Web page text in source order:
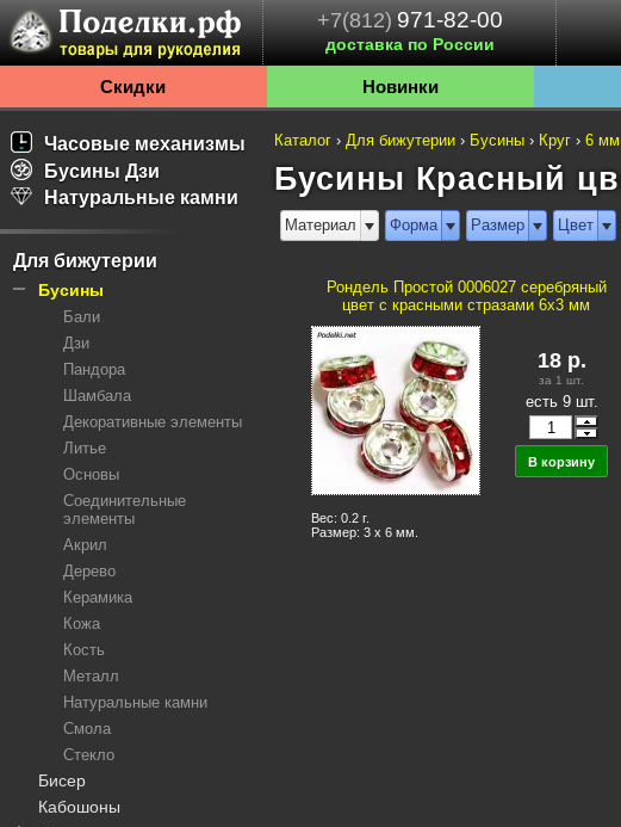
Скидки Новинки
Часовые механизмы
Бусины Дзи
Натуральные камни
Для бижутерии
Бусины
Бали
Дзи
Пандора
Шамбала
Декоративные элементы
Литье
Основы
Соединительные
элементы
Акрил
Дерево
Керамика
Кожа
Кость
Металл
Натуральные камни
Смола
Стекло
Бисер
Кабошоны
Каталог › Для бижутерии › Бусины › Круг › 6 мм
Бусины Красный
Материал Форма Размер Цвет
Рондель Простой 0006027 серебряный
цвет с красными стразами 6x3 мм
Вес: 0.2 г.
Размер: 3 x 6 мм.
18 р.
за 1 шт.
есть 9 шт.
+7(812) 971-82-00
доставка по России